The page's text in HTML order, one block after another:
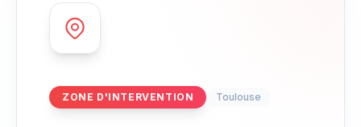
ZONE D'INTERVENTION Toulouse